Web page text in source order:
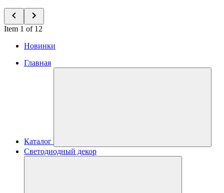
Item 1 of 12
Новинки
Главная
Каталог
Светодиодный декор